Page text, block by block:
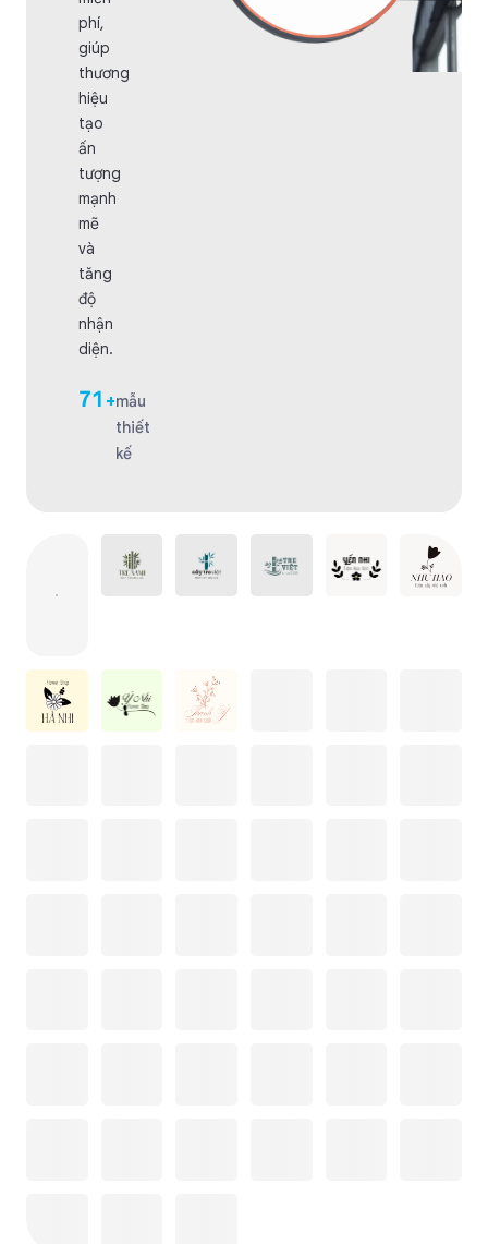
phí,
giúp
thương
hiệu
tạo
ấn
tượng
mạnh
mẽ
và
tăng
độ
nhận
diện.
71 +mẫu
thiết
kế